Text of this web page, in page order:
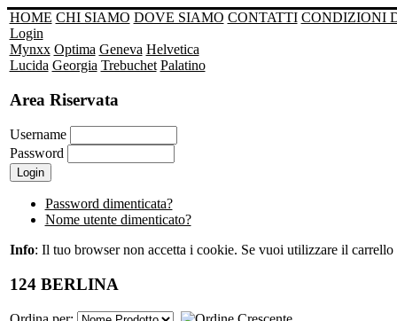
HOME CHI SIAMO DOVE SIAMO CONTATTI CONDIZIONI
Login
Mynxx Optima Geneva Helvetica
Lucida Georgia Trebuchet Palatino
Area Riservata
Username
Password
Password dimenticata?
Nome utente dimenticato?
Info: Il tuo browser non accetta i cookie. Se vuoi utilizzare il
124 BERLINA